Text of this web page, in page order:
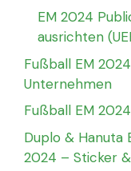
EM 2024
ausrichten
Fußball EM
Unternehmen
Fußball EM
Duplo & Hanuta
2024 – Sticker